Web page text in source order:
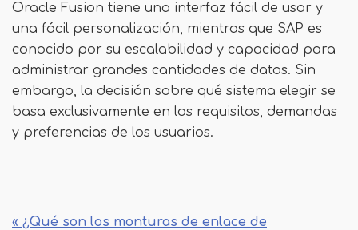
Oracle Fusion tiene una interfaz fácil de usar y
una fácil personalización, mientras que SAP es
conocido por su escalabilidad y capacidad para
administrar grandes cantidades de datos. Sin
embargo, la decisión sobre qué sistema elegir se
basa exclusivamente en los requisitos, demandas
y preferencias de los usuarios.
« ¿Qué son los monturas de enlace de